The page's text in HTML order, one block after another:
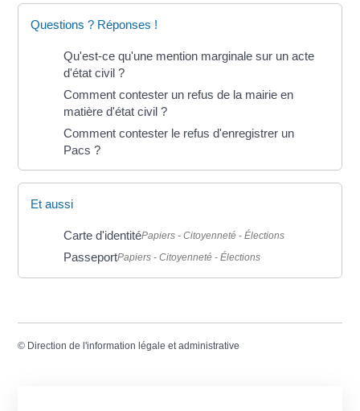
Questions ? Réponses !
Qu'est-ce qu'une mention marginale sur un acte
d'état civil ?
Comment contester un refus de la mairie en
matière d'état civil ?
Comment contester le refus d'enregistrer un
Pacs ?
Et aussi
Carte d'identitéPapiers - Citoyenneté - Élections
PasseportPapiers - Citoyenneté - Élections
© Direction de l'information légale et administrative